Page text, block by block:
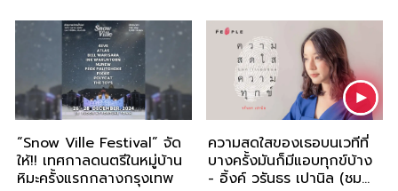
“Snow Ville Festival” จัด
ให้!! เทศกาลดนตรีในหมู่บ้าน
หิมะครั้งแรกกลางกรุงเทพ
ความสดใสของเธอบนเวทีที่
บางครั้งมันก็มีแอบทุกข์บ้าง
- อิ้งค์ วรันธร เปานิล (ชม